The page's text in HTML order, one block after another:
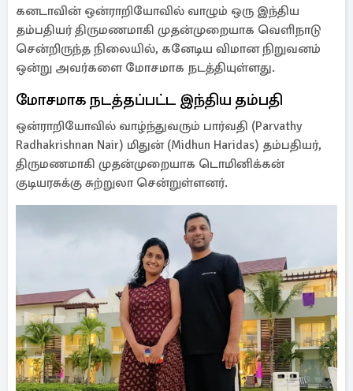
கனடாவின் ஒன்ராறியோவில் வாழும் ஒரு இந்திய
தம்பதியர் திருமணமாகி முதன்முறையாக வெளிநாடு
சென்றிருந்த நிலையில், கனேடிய விமான நிறுவனம்
ஒன்று அவர்களை மோசமாக நடத்தியுள்ளது.
மோசமாக நடத்தப்பட்ட இந்திய தம்பதி
ஒன்ராறியோவில் வாழ்ந்துவரும் பார்வதி (Parvathy
Radhakrishnan Nair) மிதுன் (Midhun Haridas) தம்பதியர்,
திருமணமாகி முதன்முறையாக டொமினிக்கன்
குடியரசுக்கு சுற்றுலா சென்றுள்ளனர்.